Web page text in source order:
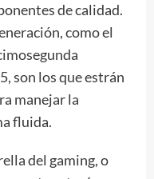
de calidad.
como el
son los que estrán
manejar la
fluida.
del gaming, o